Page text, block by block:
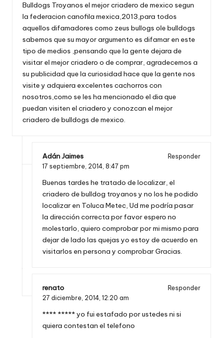
Bulldogs Troyanos el mejor criadero de mexico segun
la federacion canofila mexica,2013,para todos
aquellos difamadores como zeus bullogs ole bulldogs
sabemos que su mayor argumento es difamar en este
tipo de medios ,pensando que la gente dejara de
visitar el mejor criadero o de comprar, agradecemos a
su publicidad que la curiosidad hace que la gente nos
visite y adquiera excelentes cachorros con
nosotros,como se les ha mencionado el dia que
puedan visiten el criadero y conozcan el mejor
criadero de bulldogs de mexico.
Adán Jaimes
Responder
17 septiembre, 2014, 8:47 pm
Buenas tardes he tratado de localizar, el
criadero de bulldog troyanos y no los he podido
localizar en Toluca Metec, Ud me podría pasar
la dirección correcta por favor espero no
molestarlo, quiero comprobar por mi mismo para
dejar de lado las quejas yo estoy de acuerdo en
visitarlos en persona y comprobar Gracias.
renato
Responder
27 diciembre, 2014, 12:20 am
**** ***** yo fui estafado por ustedes ni si
quiera contestan el telefono